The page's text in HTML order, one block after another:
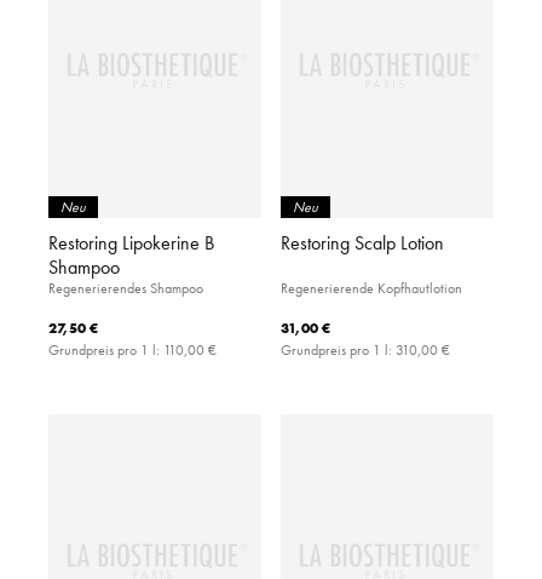
Neu
Restoring Lipokerine B
Shampoo
Regenerierendes Shampoo
27,50 €
Grundpreis pro 1 l: 110,00 €
Neu
Restoring Scalp Lotion
Regenerierende Kopfhautlotion
31,00 €
Grundpreis pro 1 l: 310,00 €